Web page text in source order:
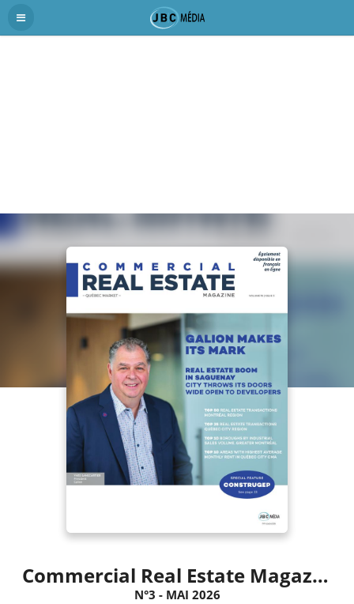
Commercial Real Estate Magazine
N°3 - MAI 2026